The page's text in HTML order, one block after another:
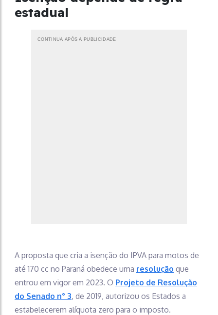
estadual
CONTINUA APÓS A PUBLICIDADE
A proposta que cria a isenção do IPVA para motos de
até 170 cc no Paraná obedece uma resolução que
entrou em vigor em 2023. O Projeto de Resolução
do Senado n° 3, de 2019, autorizou os Estados a
estabelecerem alíquota zero para o imposto.